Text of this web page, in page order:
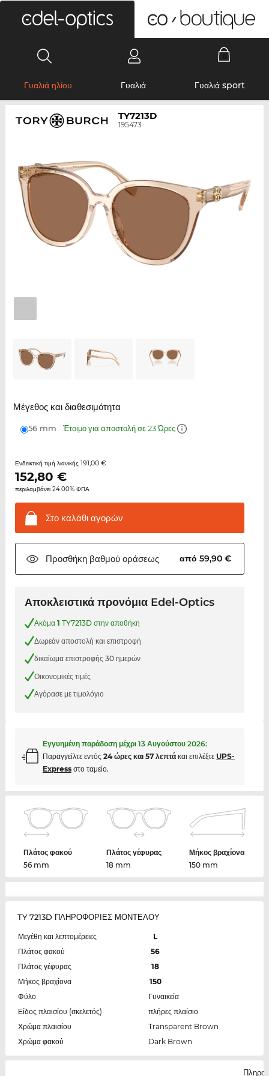
Γυαλιά ηλίου Γυαλιά Γυαλιά sport
TY7213D
195473
Μέγεθος και διαθεσιμότητα
56 mm Έτοιμο για αποστολή σε 23 Ώρες
Ενδεικτική τιμή λιανικής 191,00 €
152,80 €
περιλαμβάνει 24.00% ΦΠΑ
Στο καλάθιαγορών
Προσθήκη βαθμούοράσεως από 59,90 €
Αποκλειστικά προνόμια Edel-Optics
Ακόμα 1 TY7213D στην αποθήκη
Δωρεάν αποστολή και επιστροφή
δικαίωμα επιστροφής 30 ημερών
Οικονομικές τιμές
Αγόρασε με τιμολόγιο
Εγγυημένη παράδοση μέχρι 13 Αυγούστου 2026:
Παραγγείλτε εντός 24 ώρες και 57 λεπτάκαι επιλέξτε UPS-
Expressστο ταμείο.
Πλάτος φακού
56 mm
Πλάτος γέφυρας
18 mm
Μήκος βραχίονα
150 mm
TY 7213D ΠΛΗΡΟΦΟΡΙΕΣ ΜΟΝΤΕΛΟΥ
Μεγέθη και λεπτομέρειες
L
Πλάτος φακού
56
Πλάτος γέφυρας
18
Μήκος βραχίονα
150
Φύλο
Γυναικεία
Είδος πλαισίου (σκελετός)
πλήρες πλαίσιο
Χρώμα πλαισίου
Transparent Brown
Χρώμα φακού
Dark Brown